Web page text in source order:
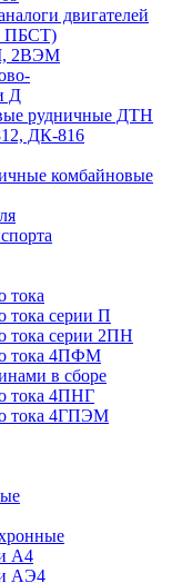
двигателей
ПБСТ)
2ВЭМ
Д
рудничные ДТН
ДК-816
комбайновые
тока
тока серии П
тока серии 2ПН
тока 4ПФМ
в сборе
тока 4ПНГ
тока 4ГПЭМ
А4
АЭ4